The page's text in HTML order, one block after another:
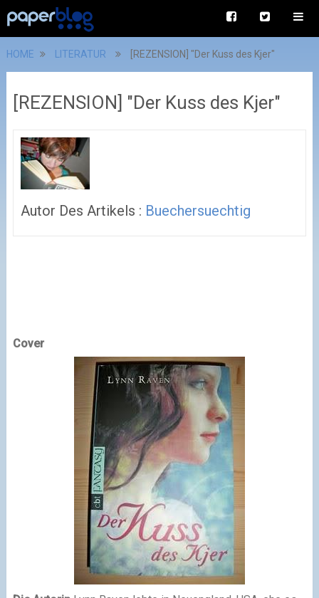
HOME LITERATUR [REZENSION] "Der Kuss des Kjer"
[REZENSION] "Der Kuss des Kjer"
Autor Des Artikels : Buechersuechtig
Cover